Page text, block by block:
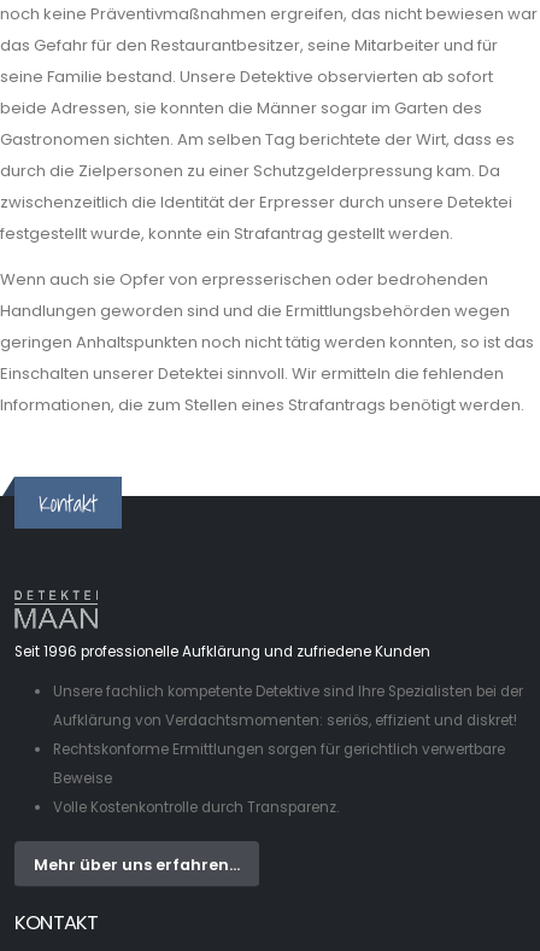
noch keine Präventivmaßnahmen ergreifen, das nicht bewiesen war
das Gefahr für den Restaurantbesitzer, seine Mitarbeiter und für
seine Familie bestand. Unsere Detektive observierten ab sofort
beide Adressen, sie konnten die Männer sogar im Garten des
Gastronomen sichten. Am selben Tag berichtete der Wirt, dass es
durch die Zielpersonen zu einer Schutzgelderpressung kam. Da
zwischenzeitlich die Identität der Erpresser durch unsere Detektei
festgestellt wurde, konnte ein Strafantrag gestellt werden.
Wenn auch sie Opfer von erpresserischen oder bedrohenden
Handlungen geworden sind und die Ermittlungsbehörden wegen
geringen Anhaltspunkten noch nicht tätig werden konnten, so ist das
Einschalten unserer Detektei sinnvoll. Wir ermitteln die fehlenden
Informationen, die zum Stellen eines Strafantrags benötigt werden.
Kontakt
Seit 1996 professionelle Aufklärung und zufriedene Kunden
Unsere fachlich kompetente Detektive sind Ihre Spezialisten bei der
Aufklärung von Verdachtsmomenten: seriös, effizient und diskret!
Rechtskonforme Ermittlungen sorgen für gerichtlich verwertbare
Beweise
Volle Kostenkontrolle durch Transparenz.
Mehr über uns erfahren...
KONTAKT